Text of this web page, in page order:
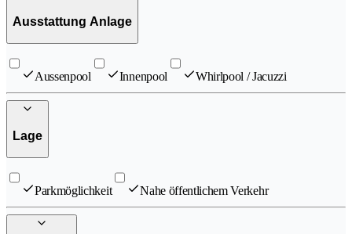
Ausstattung Anlage
Aussenpool Innenpool Whirlpool / Jacuzzi
Lage
Parkmöglichkeit Nahe öffentlichem Verkehr